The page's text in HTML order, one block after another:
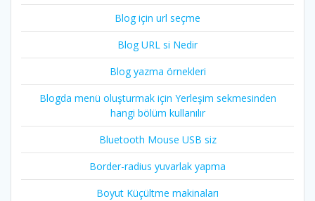
Blog için url seçme
Blog URL si Nedir
Blog yazma örnekleri
Blogda menü oluşturmak için Yerleşim sekmesinden
hangi bölüm kullanılır
Bluetooth Mouse USB siz
Border-radius yuvarlak yapma
Boyut Küçültme makinaları